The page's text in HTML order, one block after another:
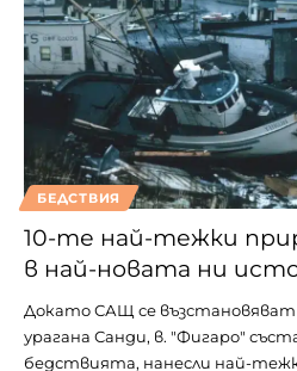
БЕДСТВИЯ
10-те най-тежки
в най-новата ни
Докато САЩ се
урагана Санди, в. "Фигаро"
бедствията, нанесли най-